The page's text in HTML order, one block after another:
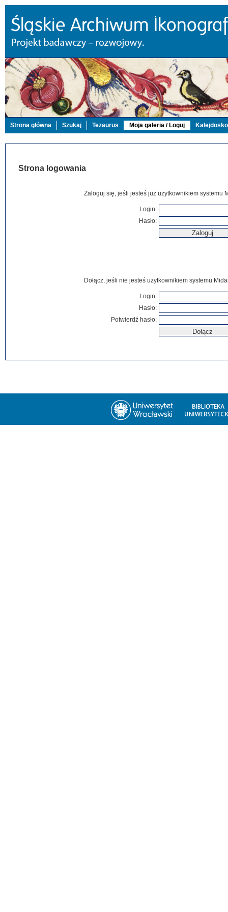
Strona główna Szukaj Tezaurus Moja galeria / Loguj
Strona logowania
Zaloguj się, jeśli jesteś już użytkownikiem systemu
Login:
Hasło:
Dołącz, jeśli nie jesteś użytkownikiem systemu
Login:
Hasło:
Potwierdź hasło: